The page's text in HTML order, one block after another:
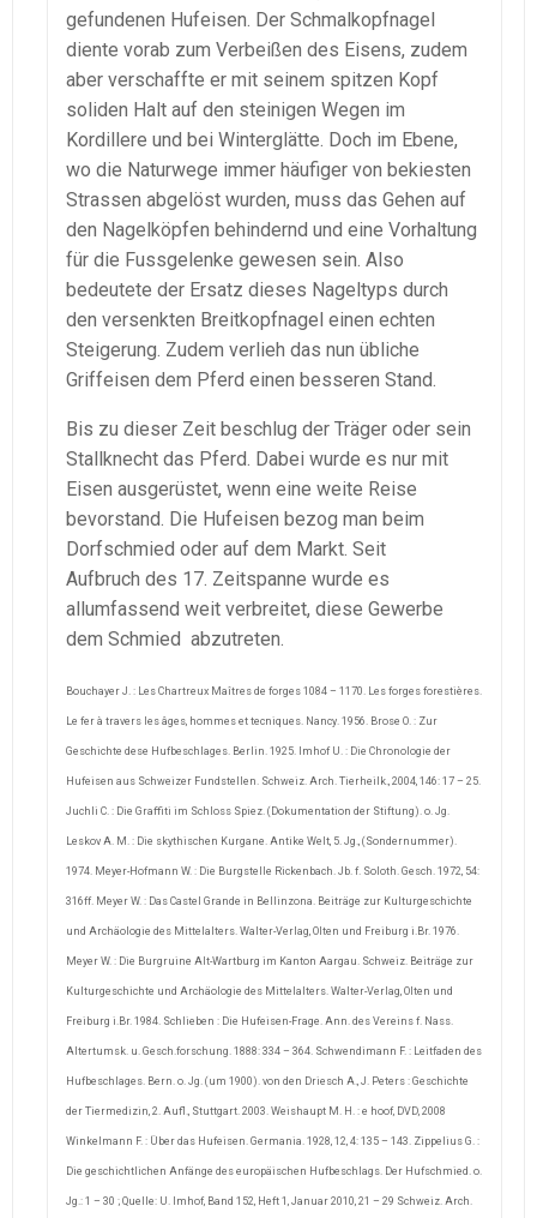
gefundenen Hufeisen. Der Schmalkopfnagel
diente vorab zum Verbeißen des Eisens, zudem
aber verschaffte er mit seinem spitzen Kopf
soliden Halt auf den steinigen Wegen im
Kordillere und bei Winterglätte. Doch im Ebene,
wo die Naturwege immer häufiger von bekiesten
Strassen abgelöst wurden, muss das Gehen auf
den Nagelköpfen behindernd und eine Vorhaltung
für die Fussgelenke gewesen sein. Also
bedeutete der Ersatz dieses Nageltyps durch
den versenkten Breitkopfnagel einen echten
Steigerung. Zudem verlieh das nun übliche
Griffeisen dem Pferd einen besseren Stand.
Bis zu dieser Zeit beschlug der Träger oder sein
Stallknecht das Pferd. Dabei wurde es nur mit
Eisen ausgerüstet, wenn eine weite Reise
bevorstand. Die Hufeisen bezog man beim
Dorfschmied oder auf dem Markt. Seit
Aufbruch des 17. Zeitspanne wurde es
allumfassend weit verbreitet, diese Gewerbe
dem Schmied abzutreten.
Bouchayer J. : Les Chartreux Maîtres de forges 1084 – 1170. Les forges forestières.
Le fer à travers les âges, hommes et tecniques. Nancy. 1956. Brose O. : Zur
Geschichte dese Hufbeschlages. Berlin. 1925. Imhof U. : Die Chronologie der
Hufeisen aus Schweizer Fundstellen. Schweiz. Arch. Tierheilk., 2004, 146: 17 – 25.
Juchli C. : Die Graffiti im Schloss Spiez. (Dokumentation der Stiftung). o. Jg.
Leskov A. M. : Die skythischen Kurgane. Antike Welt, 5. Jg., (Sondernummer).
1974. Meyer-Hofmann W. : Die Burgstelle Rickenbach. Jb. f. Soloth. Gesch. 1972, 54:
316ff. Meyer W. : Das Castel Grande in Bellinzona. Beiträge zur Kulturgeschichte
und Archäologie des Mittelalters. Walter-Verlag, Olten und Freiburg i.Br. 1976.
Meyer W. : Die Burgruine Alt-Wartburg im Kanton Aargau. Schweiz. Beiträge zur
Kulturgeschichte und Archäologie des Mittelalters. Walter-Verlag, Olten und
Freiburg i.Br. 1984. Schlieben : Die Hufeisen-Frage. Ann. des Vereins f. Nass.
Altertumsk. u. Gesch.forschung. 1888: 334 – 364. Schwendimann F. : Leitfaden des
Hufbeschlages. Bern. o. Jg. (um 1900). von den Driesch A., J. Peters : Geschichte
der Tiermedizin, 2. Aufl., Stuttgart. 2003. Weishaupt M. H. : e hoof, DVD, 2008
Winkelmann F. : Über das Hufeisen. Germania. 1928, 12, 4: 135 – 143. Zippelius G. :
Die geschichtlichen Anfänge des europäischen Hufbeschlags. Der Hufschmied. o.
Jg.: 1 – 30 ; Quelle: U. Imhof, Band 152, Heft 1, Januar 2010, 21 – 29 Schweiz. Arch.